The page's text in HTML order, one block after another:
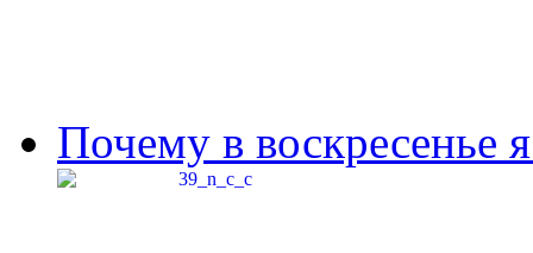
Почему в воскресенье